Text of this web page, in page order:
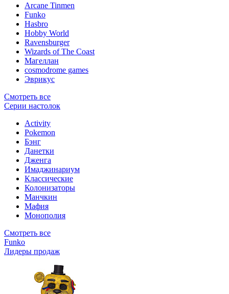
Arcane Tinmen
Funko
Hasbro
Hobby World
Ravensburger
Wizards of The Coast
Магеллан
сosmodrome games
Эврикус
Смотреть все
Серии настолок
Activity
Pokemon
Бэнг
Данетки
Дженга
Имаджинариум
Классические
Колонизаторы
Манчкин
Мафия
Монополия
Смотреть все
Funko
Лидеры продаж